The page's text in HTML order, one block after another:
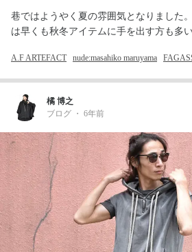
巷ではようやく夏の雰囲気となりました
は早くも秋冬アイテムに手を出す方も多
A.F ARTEFACT nude:masahiko maruyama
橘 博之
ブログ ・ 6年前